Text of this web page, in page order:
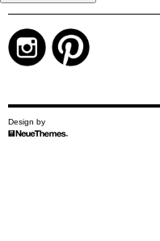
Design by